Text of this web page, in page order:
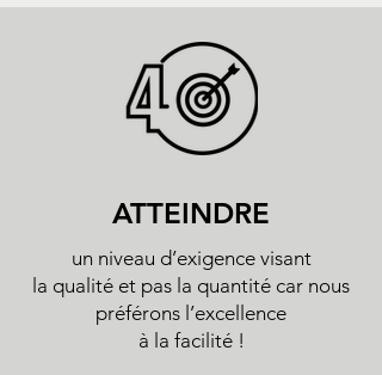
ATTEINDRE
un niveau d’exigence visant
la qualité et pas la quantité car nous
préférons l’excellence
à la facilité !